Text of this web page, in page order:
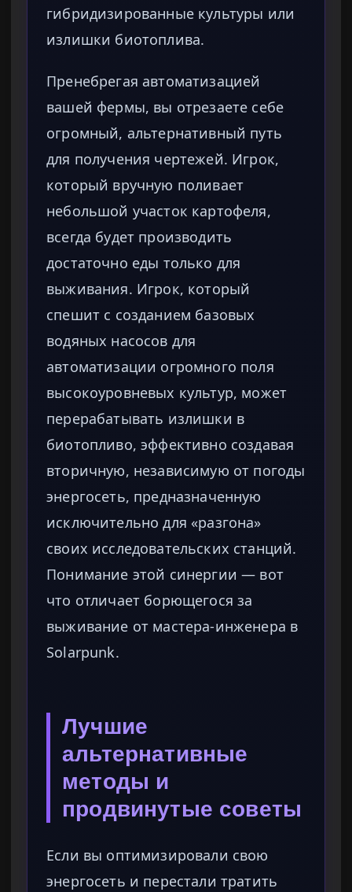
гибридизированные культуры или
излишки биотоплива.
Пренебрегая автоматизацией
вашей фермы, вы отрезаете себе
огромный, альтернативный путь
для получения чертежей. Игрок,
который вручную поливает
небольшой участок картофеля,
всегда будет производить
достаточно еды только для
выживания. Игрок, который
спешит с созданием базовых
водяных насосов для
автоматизации огромного поля
высокоуровневых культур, может
перерабатывать излишки в
биотопливо, эффективно создавая
вторичную, независимую от погоды
энергосеть, предназначенную
исключительно для «разгона»
своих исследовательских станций.
Понимание этой синергии — вот
что отличает борющегося за
выживание от мастера-инженера в
Solarpunk.
Лучшие
альтернативные
методы и
продвинутые советы
Если вы оптимизировали свою
энергосеть и перестали тратить